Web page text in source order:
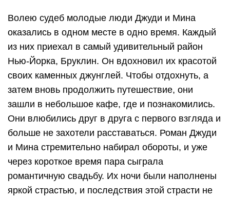
Волею судеб молодые люди Джуди и Мина
оказались в одном месте в одно время. Каждый
из них приехал в самый удивительный район
Нью-Йорка, Бруклин. Он вдохновил их красотой
своих каменных джунглей. Чтобы отдохнуть, а
затем вновь продолжить путешествие, они
зашли в небольшое кафе, где и познакомились.
Они влюбились друг в друга с первого взгляда и
больше не захотели расставаться. Роман Джуди
и Мина стремительно набирал обороты, и уже
через короткое время пара сыграла
романтичную свадьбу. Их ночи были наполнены
яркой страстью, и последствия этой страсти не